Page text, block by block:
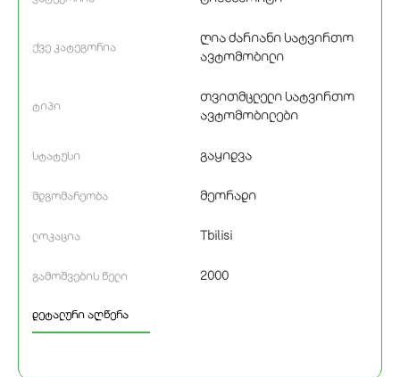
ქვე კატეგორია
ღია ძარიანი სატვირთო
ავტომობილი
ტიპი
თვითმცლელი სატვირთო
ავტომობილები
სტატუსი გაყიდვა
მდგომარეობა მეორადი
ლოკაცია Tbilisi
გამოშვების წელი 2000
დეტალური აღწერა